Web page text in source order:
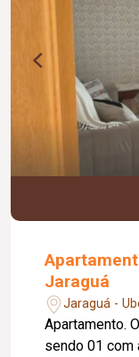
Zona Sul,
e áreas de
Jaraguá
Jaraguá -
Apartamento. O imóvel conta com: 02 quartos,
sendo 01 com